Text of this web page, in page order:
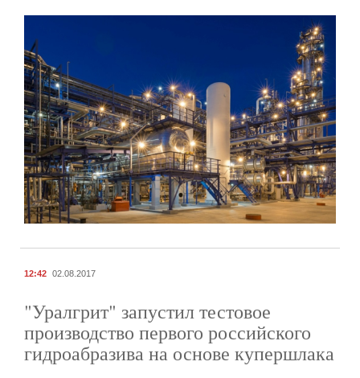
12:42 02.08.2017
"Уралгрит" запустил тестовое
производство первого российского
гидроабразива на основе купершлака